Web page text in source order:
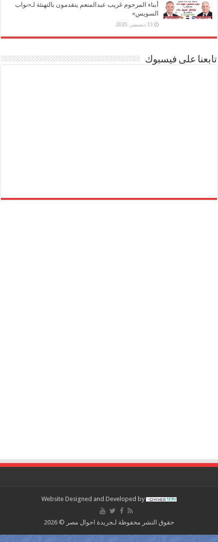
أبناء المرحوم غريب عبدالمنعم يتقدمون بالتهنئة لـ«نواب
السويس»
13 ديسمبر، 2020
تابعنا على فيسبوك
Website Designed and Developed by
حقوق النشر محفوظة لـجريدة احوال مصر © 2026